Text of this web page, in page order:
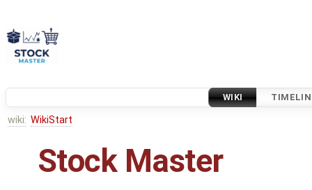
WIKI
wiki: WikiStart
Stock Master